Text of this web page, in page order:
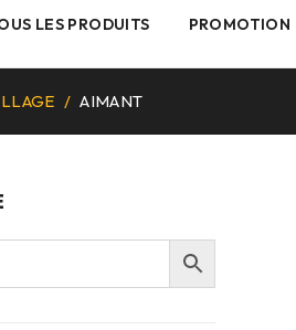
LES PRODUITS PROMOTION
/ AIMANT